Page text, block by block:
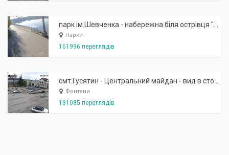
Парки
161996 переглядів
Фонтани
131085 переглядів